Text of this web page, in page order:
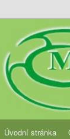
Hlavní
Úvodní stránka